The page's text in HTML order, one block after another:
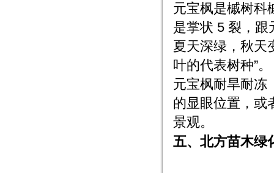
元宝枫是槭树科
是掌状 5 裂，
夏天深绿，秋天
叶的代表树种”。
元宝枫耐旱耐冻
的显眼位置，或
景观。
五、北方苗木绿